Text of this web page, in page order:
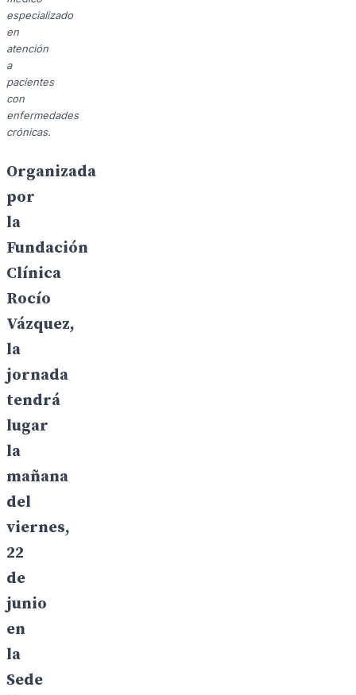
especializado
en
atención
a
pacientes
con
enfermedades
crónicas.
Organizada
por
la
Fundación
Clínica
Rocío
Vázquez,
la
jornada
tendrá
lugar
la
mañana
del
viernes,
22
de
junio
en
la
Sede